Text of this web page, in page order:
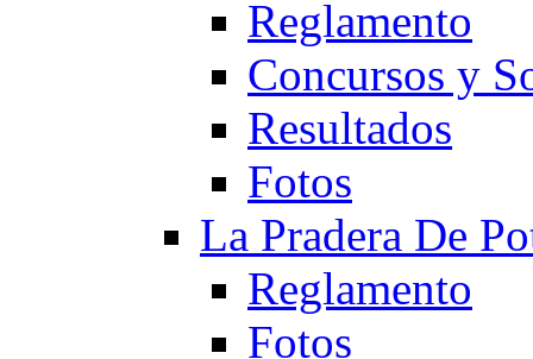
Reglamento
Concursos y
Resultados
Fotos
La Pradera De
Reglamento
Fotos